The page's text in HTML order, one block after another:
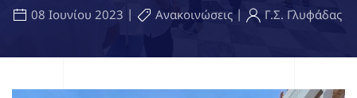
08 Ιουνίου 2023 | Ανακοινώσεις | Γ.Σ. Γλυφάδας